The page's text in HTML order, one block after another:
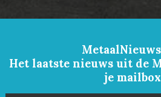
Het laatste nieuws uit de
je